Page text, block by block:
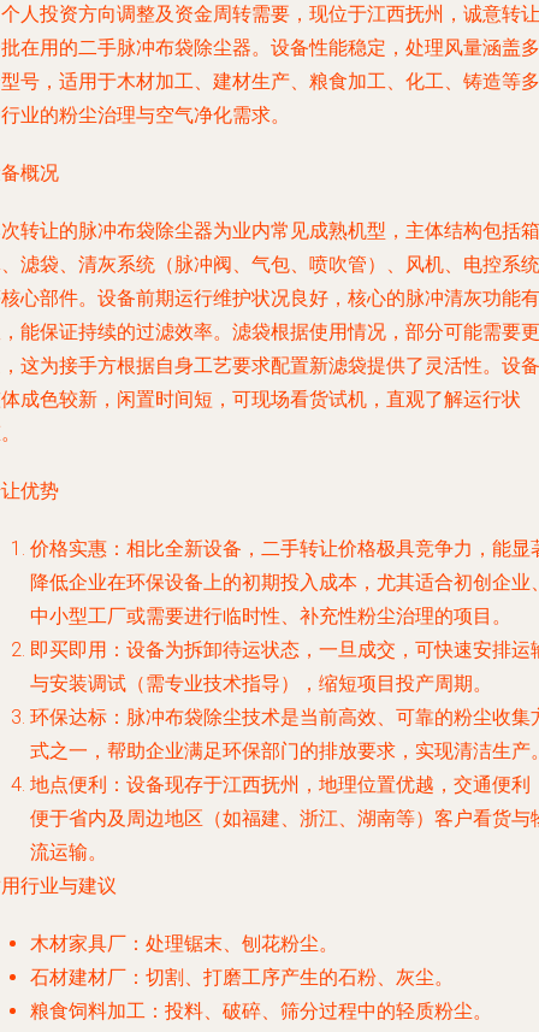
人投资方向调整及资金周转需要，现位于江西抚州，诚意转让
在用的二手脉冲布袋除尘器。设备性能稳定，处理风量涵盖多
号，适用于木材加工、建材生产、粮食加工、化工、铸造等多
业的粉尘治理与空气净化需求。
概况
转让的脉冲布袋除尘器为业内常见成熟机型，主体结构包括箱
滤袋、清灰系统（脉冲阀、气包、喷吹管）、风机、电控系统
心部件。设备前期运行维护状况良好，核心的脉冲清灰功能有
能保证持续的过滤效率。滤袋根据使用情况，部分可能需要更
这为接手方根据自身工艺要求配置新滤袋提供了灵活性。设备
成色较新，闲置时间短，可现场看货试机，直观了解运行状
优势
价格实惠 ：相比全新设备，二手转让价格极具竞争力，能显
降低企业在环保设备上的初期投入成本，尤其适合初创企业
中小型工厂或需要进行临时性、补充性粉尘治理的项目。
即买即用 ：设备为拆卸待运状态，一旦成交，可快速安排运
与安装调试（需专业技术指导），缩短项目投产周期。
环保达标 ：脉冲布袋除尘技术是当前高效、可靠的粉尘收集
式之一，帮助企业满足环保部门的排放要求，实现清洁生产
地点便利 ：设备现存于江西抚州，地理位置优越，交通便利
便于省内及周边地区（如福建、浙江、湖南等）客户看货与
流运输。
行业与建议
木材家具厂 ：处理锯末、刨花粉尘。
石材建材厂 ：切割、打磨工序产生的石粉、灰尘。
粮食饲料加工 ：投料、破碎、筛分过程中的轻质粉尘。